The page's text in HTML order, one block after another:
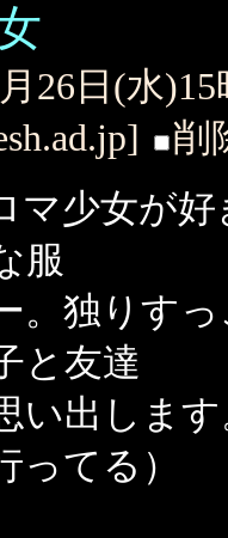
26日(水
削
マ少女が
服
。独りす
と友達
い出しま
ってる）